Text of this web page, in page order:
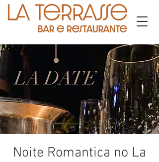
Noite Romantica no La